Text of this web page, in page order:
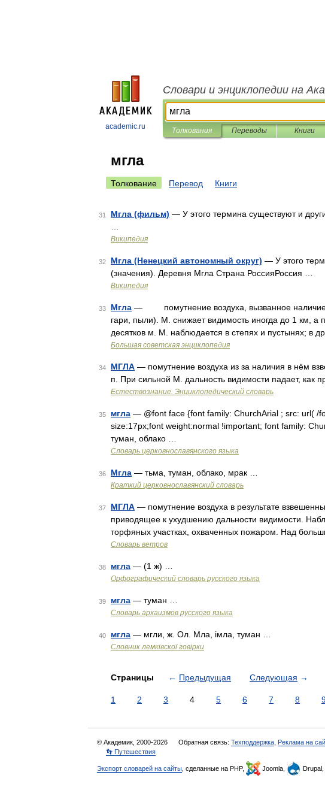
academic.ru
Словари и энциклопедии на
Толкования Переводы Книги
мгла
Толкование Перевод Книги
31 Мгла (фильм) — У этого термина существуют и
Википедия
32 Мгла (Ненецкий автономный округ) — У этого
(значения). Деревня Мгла Страна РоссияРоссия …
Википедия
33 Мгла — помутнение воздуха, вызванное
гари, пыли). М. снижает видимость иногда до 1 км,
десятков м. М. наблюдается в степях и пустынях; в
Большая советская энциклопедия
34 МГЛА — помутнение воздуха из за наличия в нём
п. При сильной М. дальность видимости падает, как
Естествознание. Энциклопедический словарь
35 мгла — @font face {font family: ChurchArial ; src: url( /
size:17px;font weight:normal !important; font family:
туман, облако …
Словарь церковнославянского языка
36 Мгла — тьма, туман, облако, мрак …
Краткий церковнославянский словарь
37 МГЛА — помутнение воздуха в результате
приводящее к ухудшению дальности видимости.
торфяных участках, охваченных пожаром. Над
Словарь ветров
38 мгла — (1 ж) …
Орфографический словарь русского языка
39 мгла — туман …
Cловарь архаизмов русского языка
40 мгла — мгли, ж. Ол. Мла, імла, туман …
Словник лемківскої говірки
Страницы ← Предыдущая Следующая →
1 2 3 4 5 6 7 8
© Академик, 2000-2026 Обратная связь: Техподдержка Реклама на
👣 Путешествия
Экспорт словарей на сайты , сделанные на PHP, Joomla, Drupal,